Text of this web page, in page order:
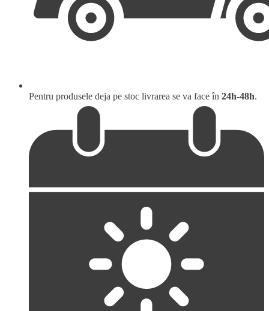
Pentru produsele deja pe stoc livrarea se va face în 24h-48h.